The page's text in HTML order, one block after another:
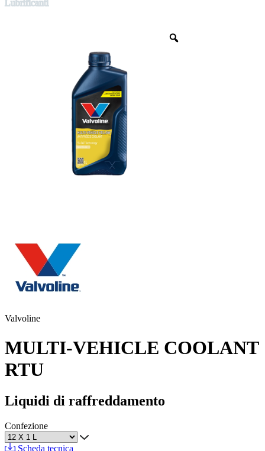
Lubrificanti
Valvoline
MULTI-VEHICLE COOLANT
RTU
Liquidi di raffreddamento
Confezione
Scheda tecnica